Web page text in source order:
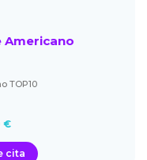
Americano
TOP10
€
cita